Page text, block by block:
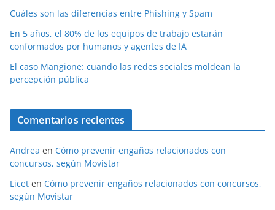
Cuáles son las diferencias entre Phishing y Spam
En 5 años, el 80% de los equipos de trabajo estarán
conformados por humanos y agentes de IA
El caso Mangione: cuando las redes sociales moldean la
percepción pública
Comentarios recientes
Andrea en Cómo prevenir engaños relacionados con
concursos, según Movistar
Licet en Cómo prevenir engaños relacionados con concursos,
según Movistar